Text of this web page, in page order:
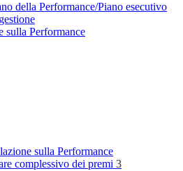
della Performance/Piano esecutivo
sulla Performance
sulla Performance
complessivo dei premi 3